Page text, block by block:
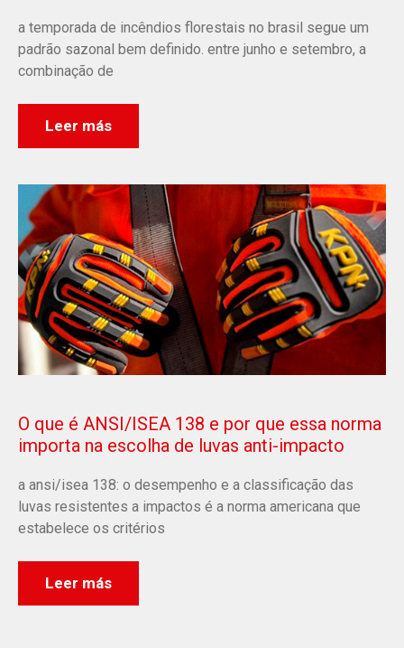
a temporada de incêndios florestais no brasil segue um
padrão sazonal bem definido. entre junho e setembro, a
combinação de
Leer más
O que é ANSI/ISEA 138 e por que essa norma
importa na escolha de luvas anti-impacto
a ansi/isea 138: o desempenho e a classificação das
luvas resistentes a impactos é a norma americana que
estabelece os critérios
Leer más